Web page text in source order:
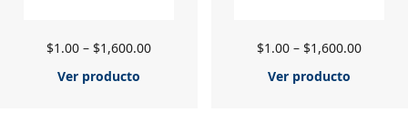
$1.00– $1,600.00
Ver producto
$1.00 – $1,600.00
Ver producto